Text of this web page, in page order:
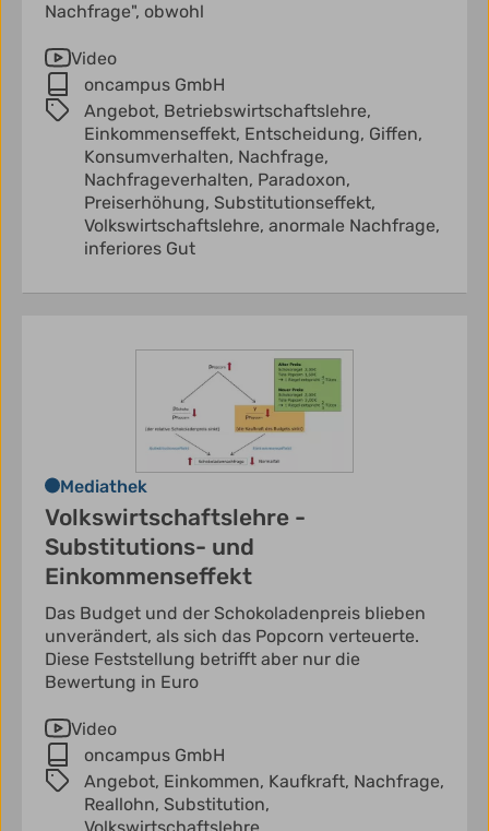
Nachfrage", obwohl
Video
oncampus GmbH
Angebot, Betriebswirtschaftslehre,
Einkommenseffekt, Entscheidung, Giffen,
Konsumverhalten, Nachfrage,
Nachfrageverhalten, Paradoxon,
Preiserhöhung, Substitutionseffekt,
Volkswirtschaftslehre, anormale Nachfrage,
inferiores Gut
Mediathek
Volkswirtschaftslehre -
Substitutions- und
Einkommenseffekt
Das Budget und der Schokoladenpreis blieben
unverändert, als sich das Popcorn verteuerte.
Diese Feststellung betrifft aber nur die
Bewertung in Euro
Video
oncampus GmbH
Angebot, Einkommen, Kaufkraft, Nachfrage,
Reallohn, Substitution,